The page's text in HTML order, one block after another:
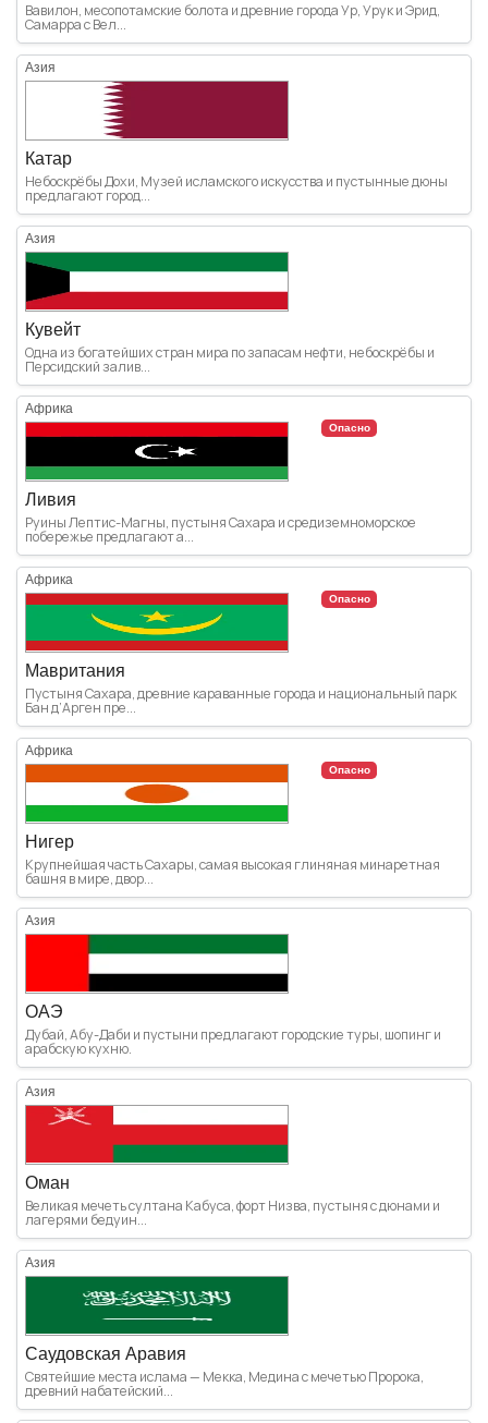
Вавилон, месопотамские болота и древние города Ур, Урук и Эрид,
Самарра с Вел...
Азия
Катар
Небоскрёбы Дохи, Музей исламского искусства и пустынные дюны
предлагают город...
Азия
Кувейт
Одна из богатейших стран мира по запасам нефти, небоскрёбы и
Персидский залив...
Африка
Опасно
Ливия
Руины Лептис-Магны, пустыня Сахара и средиземноморское
побережье предлагают а...
Африка
Опасно
Мавритания
Пустыня Сахара, древние караванные города и национальный парк
Бан д’Арген пре...
Африка
Опасно
Нигер
Крупнейшая часть Сахары, самая высокая глиняная минаретная
башня в мире, двор...
Азия
ОАЭ
Дубай, Абу-Даби и пустыни предлагают городские туры, шопинг и
арабскую кухню.
Азия
Оман
Великая мечеть султана Кабуса, форт Низва, пустыня с дюнами и
лагерями бедуин...
Азия
Саудовская Аравия
Святейшие места ислама — Мекка, Медина с мечетью Пророка,
древний набатейский...